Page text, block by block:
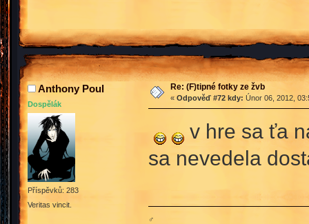
Anthony Poul
Dospělák
Příspěvků: 283
Veritas vincit.
Re: (F)tipné fotky ze žvb
« Odpověď #72 kdy: Únor 06, 2012,
v hre sa ťa
sa nevedela
♂